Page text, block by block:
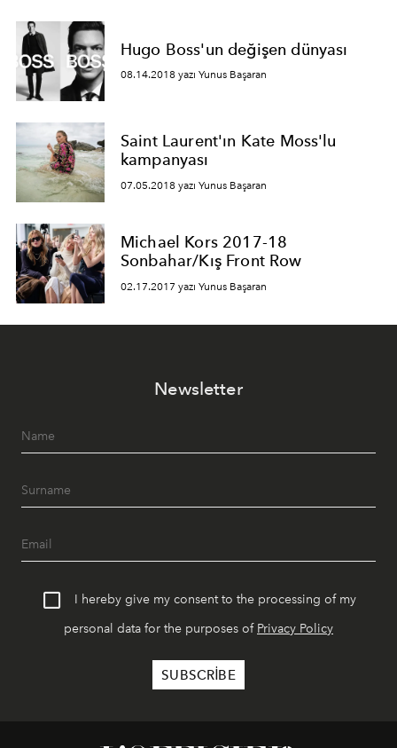
Hugo Boss'un değişen dünyası
08.14.2018 yazı Yunus Başaran
Saint Laurent'ın Kate Moss'lu
kampanyası
07.05.2018 yazı Yunus Başaran
Michael Kors 2017-18
Sonbahar/Kış Front Row
02.17.2017 yazı Yunus Başaran
Newsletter
I hereby give my consent to the processing of my
personal data for the purposes of Privacy Policy